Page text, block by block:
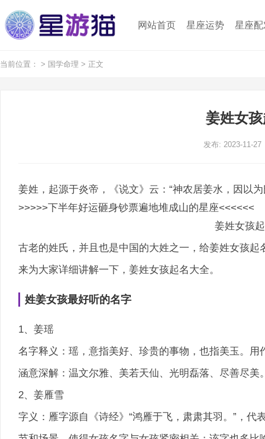
网站首页 星座运势 星座
当前位置： > 国学命理 > 正文
姜姓女
发布: 2023-11-27
姜姓，起源于炎帝，《说文》云：“神农居姜水，因以
>>>>>下半年好运砸身钞票遍地堆成山的星座<<<<<<
姜姓女孩
古老的姓氏，并且也是中国的大姓之一，给姜姓女孩
来为大家详细讲解一下，姜姓女孩起名大全。
姓姜女孩最好听的名字
1、姜瑶
名字释义：瑶，意指美好、珍贵的事物，也指美玉。
涵意深解：温文尔雅、美若天仙、光明磊落、尽善尽美
2、姜雁雪
字义：雁字源自《诗经》“鸿雁于飞，肃肃其羽。”，